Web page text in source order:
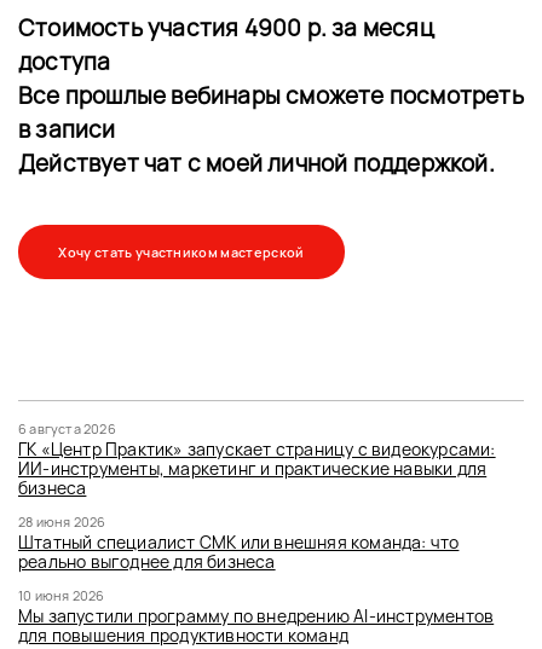
Стоимость участия 4900 р. за месяц
доступа
Все прошлые вебинары сможете посмотреть
в записи
Действует чат с моей личной поддержкой.
Хочу стать участником мастерской
6 августа 2026
ГК «Центр Практик» запускает страницу с видеокурсами:
ИИ-инструменты, маркетинг и практические навыки для
бизнеса
28 июня 2026
Штатный специалист СМК или внешняя команда: что
реально выгоднее для бизнеса
10 июня 2026
Мы запустили программу по внедрению AI-инструментов
для повышения продуктивности команд